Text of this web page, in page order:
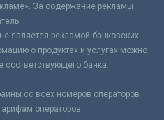
За содержание рекламы
является рекламой банковских
о продуктах и услугах можно
соответствующего банка.
со всех номеров операторов
операторов